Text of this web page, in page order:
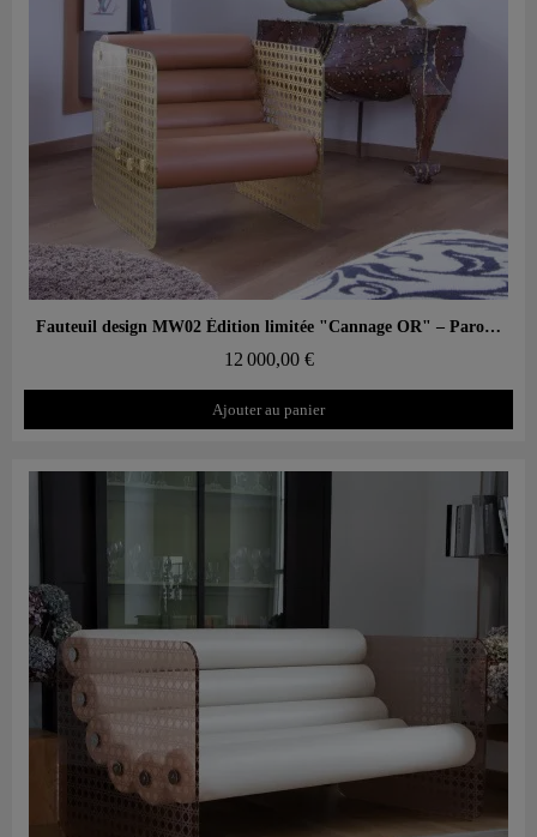
Aperçu rapide Fauteuil design MW02 Édition limitée "Cannage OR" – Parois en verre, assise en mousse
12 000,00 €
Ajouter au panier